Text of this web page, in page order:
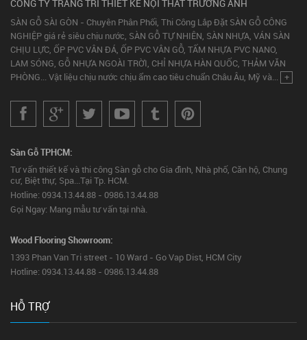
CÔNG TY TRANG TRÍ THIẾT KẾ NỘI THẤT TRƯỜNG ANH
SÀN GỖ SÀI GÒN - Chuyên Phân Phối, Thi Công Lắp Đặt SÀN GỖ CÔNG
NGHIỆP giá rẻ siêu chịu nước, SÀN GỖ TỰ NHIÊN, SÀN NHỰA, VÁN SÀN
CHỊU LỰC, ỐP PVC VÂN ĐÁ, ỐP PVC VÂN GỖ, TẤM NHỰA PVC NANO,
LAM SÓNG, GỖ NHỰA NGOÀI TRỜI, CHỈ NHỰA HÀN QUỐC, THẢM VĂN
PHÒNG... Vật liệu chịu nước chịu ẩm cao tiêu chuẩn Châu Âu, Mỹ và... +
Sàn Gỗ TPHCM:
Tư vấn thiết kế và thi công Sàn gỗ cho Gia đình, Nhà phố, Căn hộ, Chung
cư, Biệt thự, Spa...Tại Tp. HCM.
Hotline: 0934.13.44.88 - 0986.13.44.88
Gọi Ngay: Mang mẫu tư vấn tại nhà.
Wood Flooring Showroom:
1393 Phan Van Tri street - 10 Ward - Go Vap Dist, HCM City
Hotline: 0934.13.44.88 - 0986.13.44.88
HỖ TRỢ